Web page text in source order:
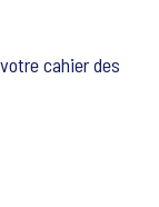
cahier des